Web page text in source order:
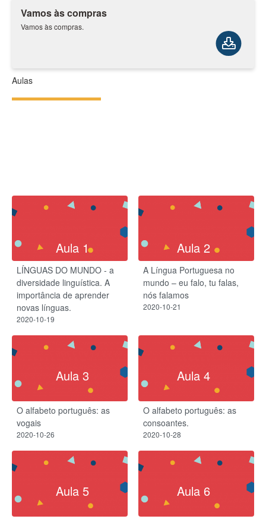
Vamos às compras
Vamos às compras.
Aulas
Aula 1
LÍNGUAS DO MUNDO - a
diversidade linguística. A
importância de aprender
novas línguas.
2020-10-19
Aula 2
A Língua Portuguesa no
mundo – eu falo, tu falas,
nós falamos
2020-10-21
Aula 3
O alfabeto português: as
vogais
2020-10-26
Aula 4
O alfabeto português: as
consoantes.
2020-10-28
Aula 5 Aula 6